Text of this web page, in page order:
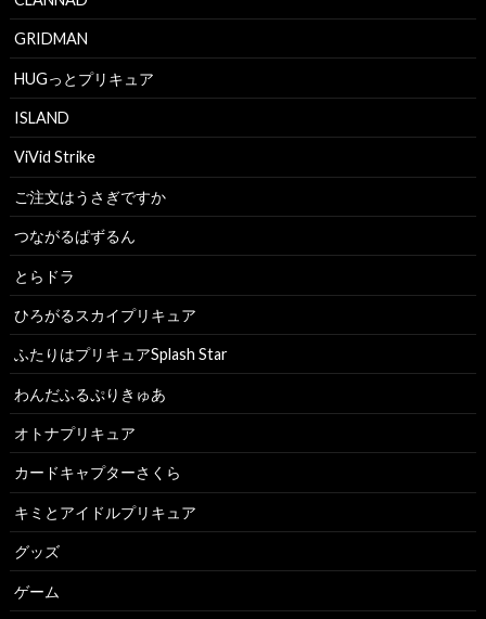
GRIDMAN
HUGっとプリキュア
ISLAND
ViVid Strike
ご注文はうさぎですか
つながるぱずるん
とらドラ
ひろがるスカイプリキュア
ふたりはプリキュアSplash Star
わんだふるぷりきゅあ
オトナプリキュア
カードキャプターさくら
キミとアイドルプリキュア
グッズ
ゲーム